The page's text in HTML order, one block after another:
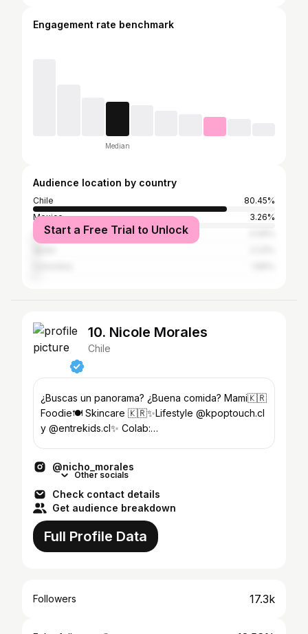
Engagement rate benchmark
Median
Audience location by country
Chile
80.45%
Mexico
3.26%
United States
Start a Free Trial to Unlock
10. Nicole Morales
Chile
¿Buscas un panorama? ¿Buena comida? Mami🇰🇷
Foodie🍽 Skincare 🇰🇷✨Lifestyle @kpoptouch.cl
y @entrekids.cl✨ Colab:
@nicho_morales
Other socials
Check contact details
Get audience breakdown
Full Profile Data
Followers 17.3k